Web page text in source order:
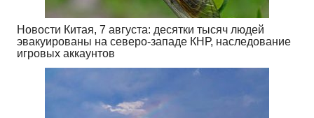
Новости Китая, 7 августа: десятки тысяч людей
эвакуированы на северо-западе КНР, наследование
игровых аккаунтов